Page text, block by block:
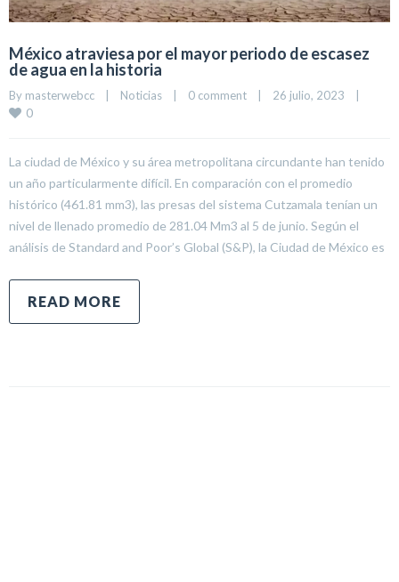
México atraviesa por el mayor periodo de escasez
de agua en la historia
By masterwebcc | Noticias | 0 comment | 26 julio, 2023 |
0
La ciudad de México y su área metropolitana circundante han tenido
un año particularmente difícil. En comparación con el promedio
histórico (461.81 mm3), las presas del sistema Cutzamala tenían un
nivel de llenado promedio de 281.04 Mm3 al 5 de junio. Según el
análisis de Standard and Poor’s Global (S&P), la Ciudad de México es
READ MORE